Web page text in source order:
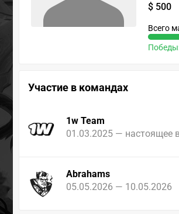
$ 500
Всего
Участие в командах
1w Team
01.03.2025 — настоящее
Abrahams
05.05.2026 — 10.05.2026